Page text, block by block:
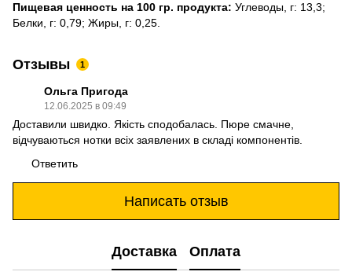
Пищевая ценность на 100 гр. продукта: Углеводы, г: 13,3;
Белки, г: 0,79; Жиры, г: 0,25.
Отзывы 1
Ольга Пригода
12.06.2025 в 09:49
Доставили швидко. Якість сподобалась. Пюре смачне,
відчуваються нотки всіх заявлених в складі компонентів.
Ответить
Написать отзыв
Доставка Оплата